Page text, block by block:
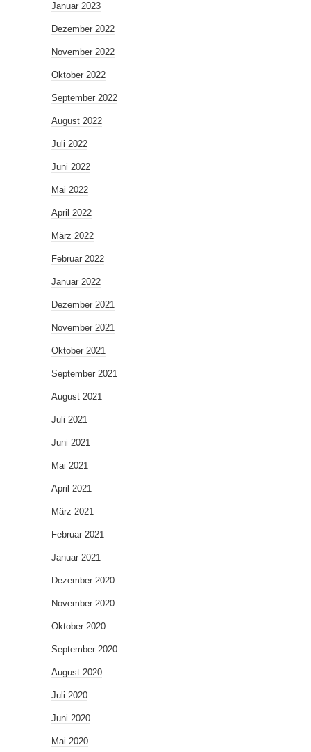
Januar 2023
Dezember 2022
November 2022
Oktober 2022
September 2022
August 2022
Juli 2022
Juni 2022
Mai 2022
April 2022
März 2022
Februar 2022
Januar 2022
Dezember 2021
November 2021
Oktober 2021
September 2021
August 2021
Juli 2021
Juni 2021
Mai 2021
April 2021
März 2021
Februar 2021
Januar 2021
Dezember 2020
November 2020
Oktober 2020
September 2020
August 2020
Juli 2020
Juni 2020
Mai 2020